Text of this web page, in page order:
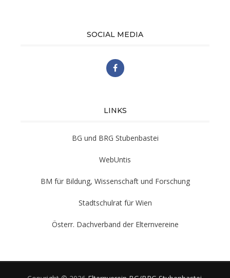
SOCIAL MEDIA
LINKS
BG und BRG Stubenbastei
WebUntis
BM für Bildung, Wissenschaft und Forschung
Stadtschulrat für Wien
Österr. Dachverband der Elternvereine